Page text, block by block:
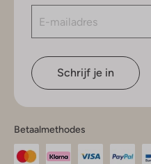
Schrijf je in
Betaalmethodes